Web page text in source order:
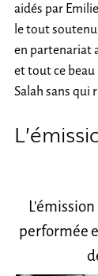
aidés par
le tout
en partenariat
et tout ce
Salah sans qui
performée